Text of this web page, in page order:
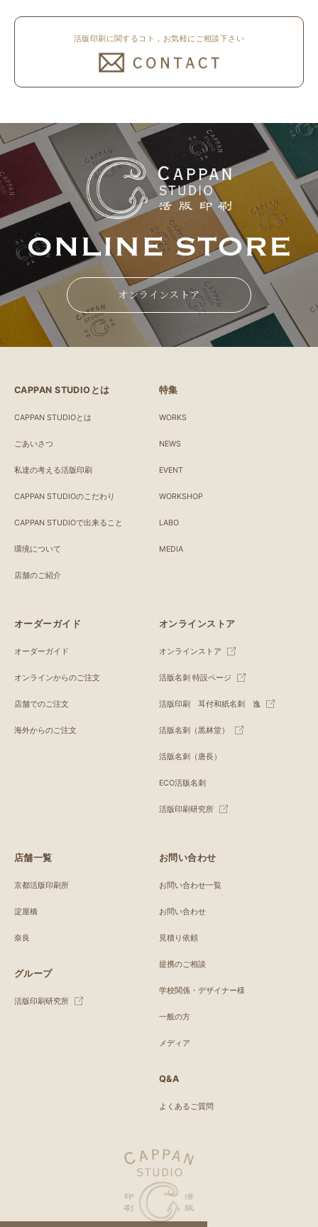
活版印刷に関するコト，お気軽にご相談下さい
オンラインストア
CAPPAN STUDIOとは
CAPPAN STUDIOとは
ごあいさつ
私達の考える活版印刷
CAPPAN STUDIOのこだわり
CAPPAN STUDIOで出来ること
環境について
店舗のご紹介
特集
WORKS
NEWS
EVENT
WORKSHOP
LABO
MEDIA
オーダーガイド
オーダーガイド
オンラインからのご注文
店舗でのご注文
海外からのご注文
オンラインストア
オンラインストア
活版名刺 特設ページ
活版印刷 耳付和紙名刺 逸
活版名刺（黒林堂）
活版名刺（唐長）
ECO活版名刺
活版印刷研究所
店舗一覧
京都活版印刷所
淀屋橋
奈良
グループ
活版印刷研究所
お問い合わせ
お問い合わせ一覧
お問い合わせ
見積り依頼
提携のご相談
学校関係・デザイナー様
一般の方
メディア
Q&A
よくあるご質問